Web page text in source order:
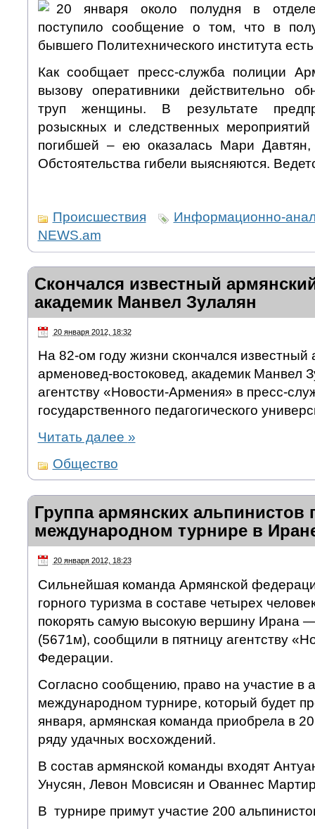
20 января около полудня в
поступило сообщение о том, что в
бывшего Политехнического института
Как сообщает пресс-служба полиции
вызову оперативники действительно
труп женщины. В результате
розыскных и следственных
погибшей – ею оказалась Мари
Обстоятельства гибели выясняются.
Происшествия
Информационно-
NEWS.am
Скончался известный
академик Манвел Зулалян
20 января 2012, 18:32
На 82-ом году жизни скончался известный
арменовед-востоковед, академик Манвел
агентству «Новости-Армения» в пресс-
государственного педагогического
Читать далее »
Общество
Группа армянских альпинистов
международном турнире в
20 января 2012, 18:23
Сильнейшая команда Армянской
горного туризма в составе четырех
покорять самую высокую вершину Ирана
(5671м), сообщили в пятницу агентству
Федерации.
Согласно сообщению, право на участие в
международном турнире, который будет
января, армянская команда приобрела в
ряду удачных восхождений.
В состав армянской команды входят
Унусян, Левон Мовсисян и Ованнес
В турнире примут участие 200